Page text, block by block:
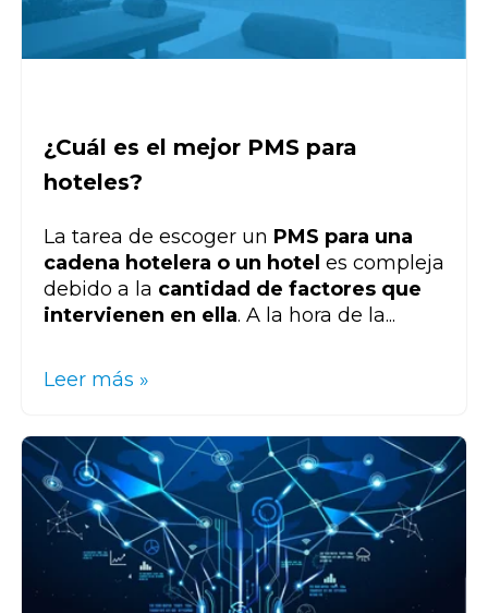
¿Cuál es el mejor PMS para
hoteles?
La tarea de escoger un PMS para una
cadena hotelera o un hotel es compleja
debido a la cantidad de factores que
intervienen en ella. A la hora de la...
Leer más »